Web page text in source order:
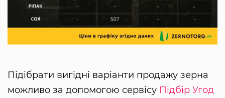
Підібрати вигідні варіанти продажу зерна
можливо за допомогою сервісу Підбір Угод